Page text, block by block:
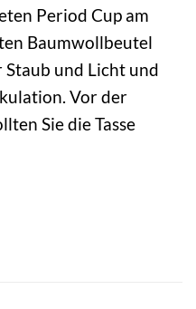
Period Cup am
Baumwollbeutel
und Licht und
Vor der
Sie die Tasse